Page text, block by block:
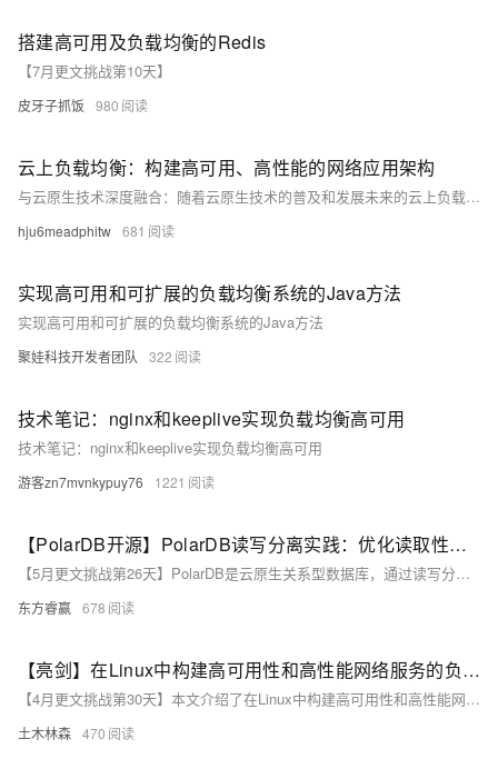
搭建高可用及负载均衡的Redis
【7月更文挑战第10天】
皮牙子抓饭 980
云上负载均衡：构建高可用、高性能的网络应用架构
与云原生技术深度融合：随着云原生技术的普及和发展未来的云上负载均衡将更加紧密地与云原生技术相结合。例如与Kubernetes等容器编排平台集成实现自动化的服务发现和路由管理；与Serverless架构结合提供无缝的流量接入和请求处理能力。 安全性能提升：面对日益严峻的网络安全威胁云上负载均衡将更加注重安全性能的提升。通过引入加密传输、访问控制、DDoS防护等安全措施确保网络流量的安全性和隐私性；同时还将建立完善的安全监控和应急响应机制以应对各种安全事件和突发事件。 支持多协议和多场景：未来的云上负载均衡将支持更多种类的网络协议和应用场景以满足不同用户和业务的需求。例如支持HTTP/2、
hju6meadphitw 681
实现高可用和可扩展的负载均衡系统的Java方法
实现高可用和可扩展的负载均衡系统的Java方法
聚娃科技开发者团队 322
技术笔记：nginx和keeplive实现负载均衡高可用
技术笔记：nginx和keeplive实现负载均衡高可用
游客zn7mvnkypuy76 1221
【PolarDB开源】PolarDB读写分离实践：优化读取性能与负载均衡策略
【5月更文挑战第26天】PolarDB是云原生关系型数据库，通过读写分离优化性能和扩展性。它设置主节点处理写操作，从节点处理读操作，异步复制保证数据一致性。优化读取性能的策略包括增加从节点数量、使用只读实例和智能分配读请求。负载均衡策略涉及基于权重、连接数和地理位置的分配。实践示例中，电商网站通过主从架构、只读实例和负载均衡策略提升商品查询效率。PolarDB的读写分离与负载均衡为企业应对大数据和高并发提供了有效解决方案。
东方睿赢 678
【亮剑】在Linux中构建高可用性和高性能网络服务的负载均衡工具HAProxy、Nginx和Keepalived。
【4月更文挑战第30天】本文介绍了在Linux中构建高可用性和高性能网络服务的负载均衡工具HAProxy、Nginx和Keepalived。HAProxy是一个高性能的开源TCP和HTTP负载均衡器，适合处理大量并发连接；Nginx是一个多功能Web服务器和反向代理，支持HTTP、HTTPS和TCP负载均衡，同时提供缓存和SSL功能；Keepalived用于监控和故障切换，通过VRRP实现IP热备份，保证服务连续性。文中详细阐述了如何配置这三个工具实现负载均衡，包括安装、配置文件修改和启动服务，为构建可靠的负载均衡系统提供了指导。
土木林森 470